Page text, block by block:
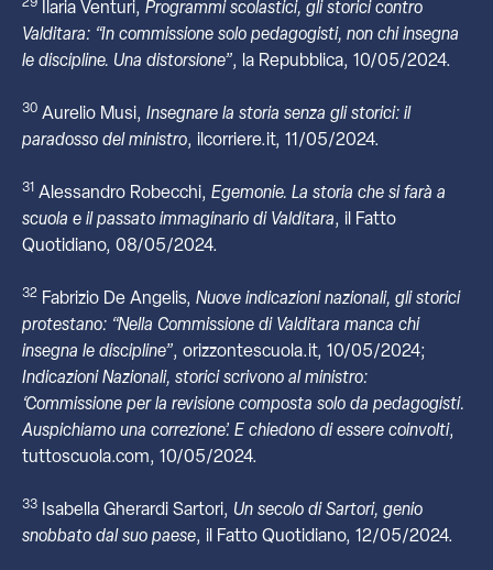
29 Ilaria Venturi, Programmi scolastici, gli storici contro
Valditara: “In commissione solo pedagogisti, non chi insegna
le discipline. Una distorsione”, la Repubblica, 10/05/2024.
30 Aurelio Musi, Insegnare la storia senza gli storici: il
paradosso del ministro, ilcorriere.it, 11/05/2024.
31 Alessandro Robecchi, Egemonie. La storia che si farà a
scuola e il passato immaginario di Valditara, il Fatto
Quotidiano, 08/05/2024.
32 Fabrizio De Angelis, Nuove indicazioni nazionali, gli storici
protestano: “Nella Commissione di Valditara manca chi
insegna le discipline”, orizzontescuola.it, 10/05/2024;
Indicazioni Nazionali, storici scrivono al ministro:
‘Commissione per la revisione composta solo da pedagogisti.
Auspichiamo una correzione’. E chiedono di essere coinvolti,
tuttoscuola.com, 10/05/2024.
33 Isabella Gherardi Sartori, Un secolo di Sartori, genio
snobbato dal suo paese, il Fatto Quotidiano, 12/05/2024.